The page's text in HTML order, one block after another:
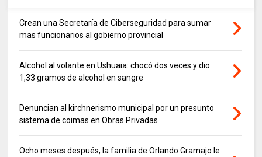
Crean una Secretaría de Ciberseguridad para sumar
mas funcionarios al gobierno provincial
Alcohol al volante en Ushuaia: chocó dos veces y dio
1,33 gramos de alcohol en sangre
Denuncian al kirchnerismo municipal por un presunto
sistema de coimas en Obras Privadas
Ocho meses después, la familia de Orlando Gramajo le